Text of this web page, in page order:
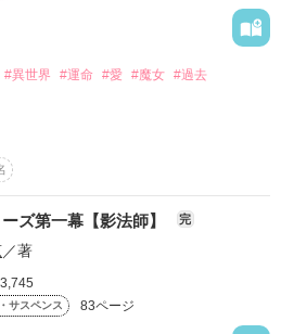
#異世界 #運命 #愛 #魔女 #過去
と続く道。
良い。
ズ第一幕【影法師】 完
／著
サスペンス 83ページ